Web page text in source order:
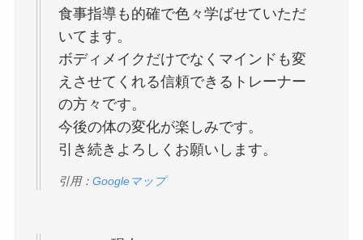
食事指導も的確で色々学ばせていただ
いてます。
ボディメイクだけでなくマインドも変
えさせてくれる信頼できるトレーナー
の方々です。
今後の体の変化が楽しみです。
引き続きよろしくお願いします。
引用： Googleマップ